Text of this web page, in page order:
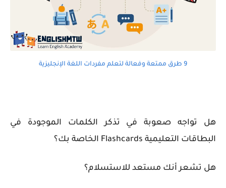
9 طرق ممتعة وفعالة لتعلم مفردات اللغة الإنجليزية
هل تواجه صعوبة في تذكر الكلمات الموجودة في
البطاقات التعليمية Flashcards الخاصة بك؟
هل تشعر أنك مستعد للاستسلام؟